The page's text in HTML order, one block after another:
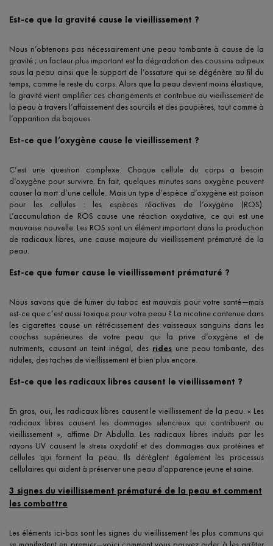
Est-ce que la gravité cause le vieillissement ?
Nous n’obtenons pas nécessairement une peau tombante à cause de la
gravité ; un facteur plus important est la dégradation des coussins adipeux
sous la peau ainsi que le support de l’ossature qui se dégénère au fil du
temps, comme le reste du corps. Alors que la peau devient moins élastique,
la gravité vient amplifier ces changements et contribue au vieillissement de
la peau à travers l’affaissement des sourcils et des paupières, tout comme à
l’apparition de bajoues.
Est-ce que l’oxygène cause le vieillissement ?
C’est une question complexe. Chaque cellule du corps a besoin
d’oxygène pour survivre. En fait, quelques minutes sans oxygène peuvent
causer la mort d’une cellule. Mais un type d’espèce d’oxygène est poison
pour les cellules : les espèces réactives de l’oxygène (ROS).
L’accumulation de ROS cause une réaction oxydative, ce qui est une
mauvaise nouvelle. Les ROS sont un élément important dans la production
de radicaux libres, une cause majeure du vieillissement prématuré de la
peau.
Est-ce que fumer cause le vieillissement prématuré ?
Nous savons que de fumer du tabac est mauvais pour votre santé—mais
est-ce que c’est aussi toxique pour votre peau ? La nicotine contenue dans
les cigarettes cause un rétrécissement des vaisseaux sanguins dans les
couches supérieures de votre peau qui la prive d’oxygène et de
nutriments, causant un teint inégal, des rides une peau tombante, des
ridules, des taches de vieillissement et bien plus encore.
Est-ce que les radicaux libres causent le vieillissement ?
En gros, oui, les radicaux libres causent le vieillissement de la peau. « Les
radicaux libres causent les dommages silencieux qui contribuent au
vieillissement », affirme Dr Abdulla. Les radicaux libres induits par les
rayons UV causent le stress oxydatif et des dommages aux protéines et
cellules qui forment la peau. Ils dérèglent également les processus
cellulaires qui aident à préserver une peau d’apparence jeune et saine.
3 signes du vieillissement prématuré de la peau et comment
les combattre
Les éléments ici-bas sont les signes du vieillissement les plus communs qui